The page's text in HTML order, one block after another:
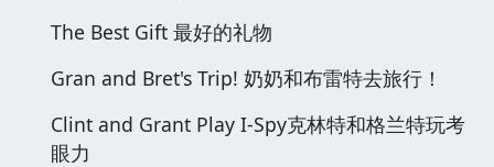
The Best Gift 最好的礼物
Gran and Bret's Trip! 奶奶和布雷特去旅行！
Clint and Grant Play I-Spy克林特和格兰特玩考
眼力